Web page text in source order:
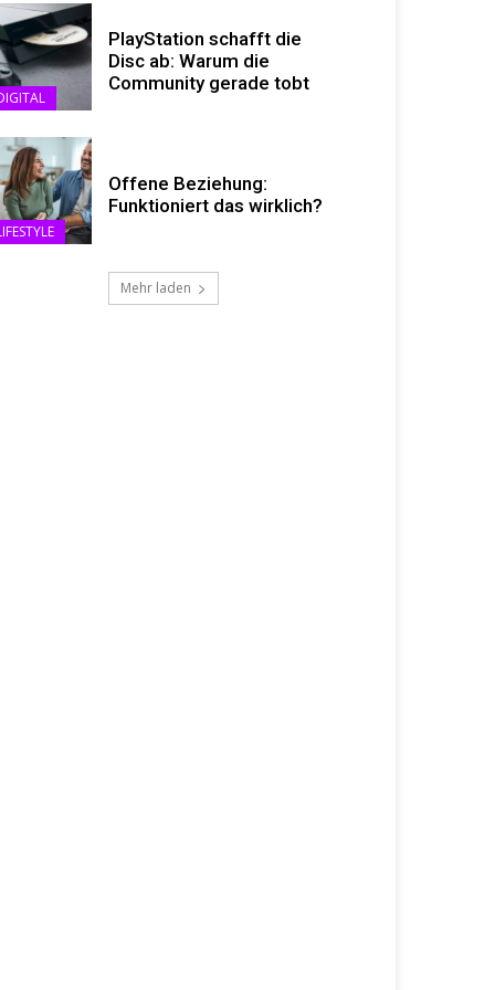
PlayStation schafft die
Disc ab: Warum die
Community gerade tobt
Offene Beziehung:
Funktioniert das wirklich?
Mehr laden